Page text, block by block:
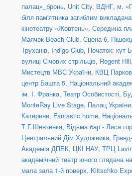
палац»_бронь, Unit Сity, ВДНГ, м.
біля пам'ятника загиблим
кінотеатру «Жовтень», Середина
Маячок Beach Club, Сцена 6,
Труханів, Indigo Club, Початок: кут
вулиці Січових стрільців, Regent Hill,
Мистецтв МВС України, КВЦ
центр Башта 5, Національний
ім. І. Франка, Театр Особистості,
MonteRay Live Stage, Палац України,
Катерини, Fantastic home,
Т.Г.Шевченка, Відьма бар - Лиса
Центральний Дім Художника,
Академія ДПЕК, ЦКІ НАУ, ТРЦ
академічний театр юного глядача
мала зала 1-й поверх, Klitschko